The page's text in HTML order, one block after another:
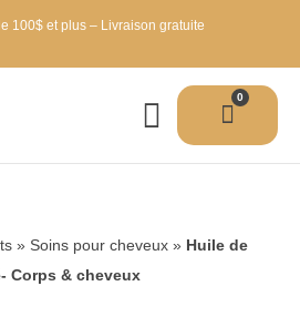
100$ et plus – Livraison gratuite
0
» Soins pour cheveux » Huile de
Corps & cheveux